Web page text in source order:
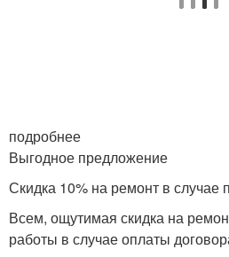
подробнее
Выгодное предложение
Скидка 10% на ремонт в случае
Всем, ощутимая скидка на
работы в случае оплаты